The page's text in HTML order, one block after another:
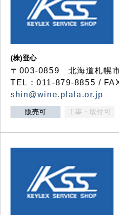
(株)登心
〒003-0859 北海道札幌
TEL：011-879-8855 /
shin@wine.plala.or.jp
販売可 工事・取付可